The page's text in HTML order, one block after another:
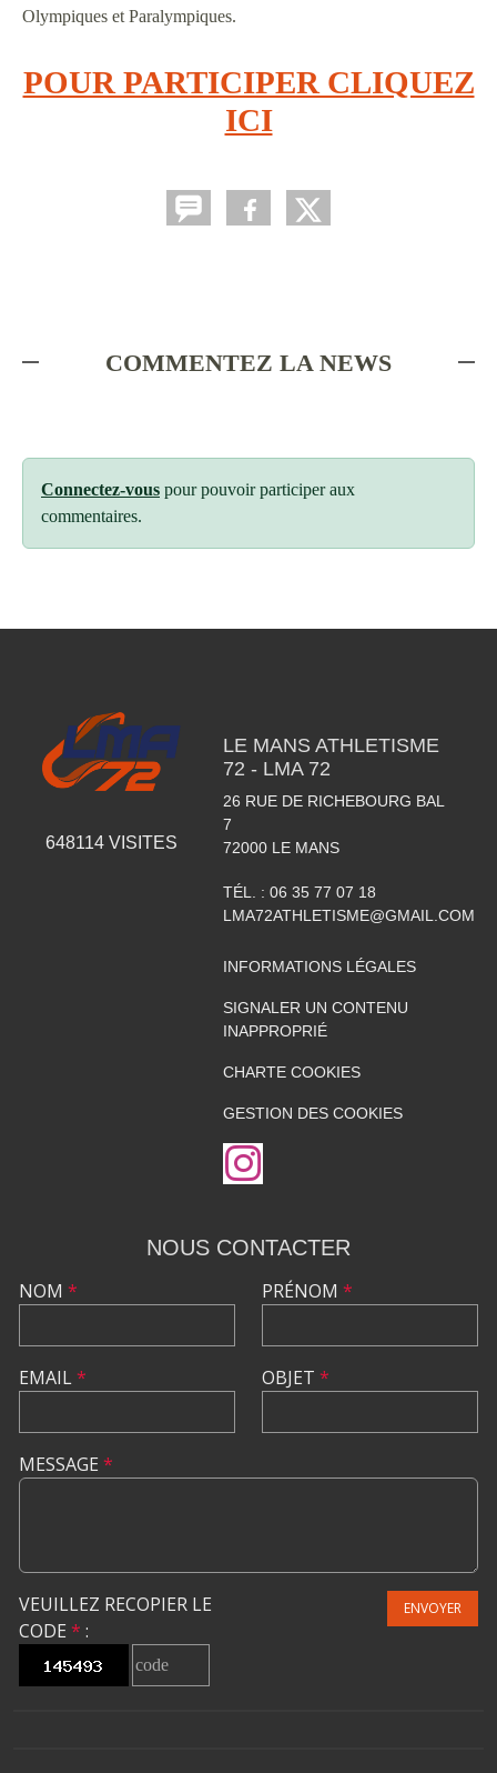
Olympiques et Paralympiques.
POUR PARTICIPER CLIQUEZ
ICI
COMMENTEZ LA NEWS
Connectez-vous pour pouvoir participer aux
commentaires.
648114VISITES
LE MANS ATHLETISME
72 - LMA 72
26 RUE DE RICHEBOURG BAL
7
72000 LE MANS
TÉL. : 06 35 77 07 18
LMA72ATHLETISME@GMAIL.COM
INFORMATIONS LÉGALES
SIGNALER UN CONTENU
INAPPROPRIÉ
CHARTE COOKIES
GESTION DES COOKIES
NOUS CONTACTER
NOM *
EMAIL*
PRÉNOM *
OBJET *
MESSAGE *
VEUILLEZ RECOPIER LE
CODE * :
ENVOYER